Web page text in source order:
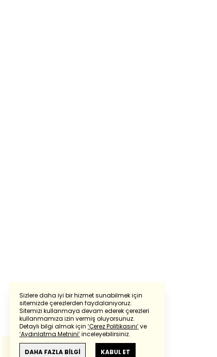
Sizlere daha iyi bir hizmet sunabilmek için
sitemizde çerezlerden faydalanıyoruz.
Sitemizi kullanmaya devam ederek çerezleri
kullanmamıza izin vermiş oluyorsunuz.
Detaylı bilgi almak için ‘Çerez Politikasını’ve
‘Aydınlatma Metnini’inceleyebilirsiniz.
DAHA FAZLA BİLGİ KABUL ET
Powered by Translate
Bu çevirideGoogle Transletekullanılmıştır.
Anlam ve çeviri hatalarından
haberturk.com